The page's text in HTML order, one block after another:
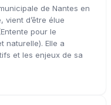
de Nantes en
vient d’être élue
pour le
naturelle). Elle a
et les enjeux de sa